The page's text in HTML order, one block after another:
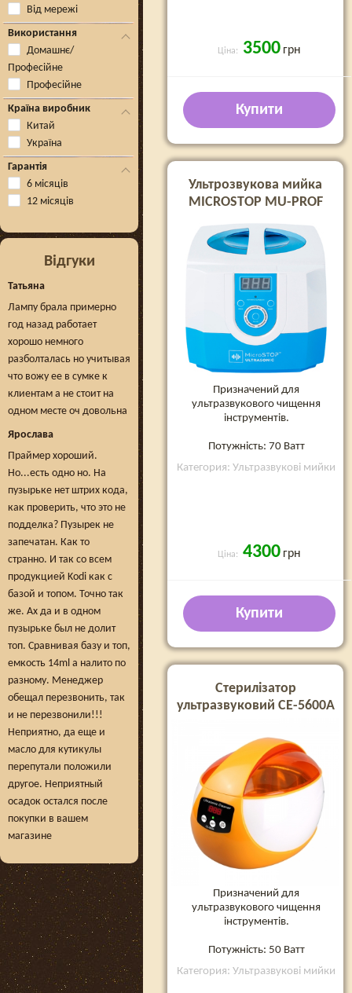
Від мережі
Використання
Домашнє/
Професійне
Професійне
Країна виробник
Китай
Україна
Гарантія
6 місяців
12 місяців
Відгуки
Татьяна
Лампу брала примерно
год назад работает
хорошо немного
разболталась но учитывая
что вожу ее в сумке к
клиентам а не стоит на
одном месте оч довольна
Ярослава
Праймер хороший.
Но...есть одно но. На
пузырьке нет штрих кода,
как проверить, что это не
подделка? Пузырек не
запечатан. Как то
странно. И так со всем
продукцией Kodi как с
базой и топом. Точно так
же. Ах да и в одном
пузырьке был не долит
топ. Сравнивая базу и топ,
емкость 14ml а налито по
разному. Менеджер
обещал перезвонить, так
и не перезвонили!!!
Неприятно, да еще и
масло для кутикулы
перепутали положили
другое. Неприятный
осадок остался после
покупки в вашем
магазине
Ціна: 3500 грн
Купити
Ультрозвукова мийка
MICROSTOP MU-PROF
Призначений для
ультразвукового чищення
інструментів.
Потужність: 70 Ватт
Категория: Ультразвукові мийки
Ціна: 4300 грн
Купити
Стерилізатор
ультразвуковий CE-5600A
Призначений для
ультразвукового чищення
інструментів.
Потужність: 50 Ватт
Категория: Ультразвукові мийки